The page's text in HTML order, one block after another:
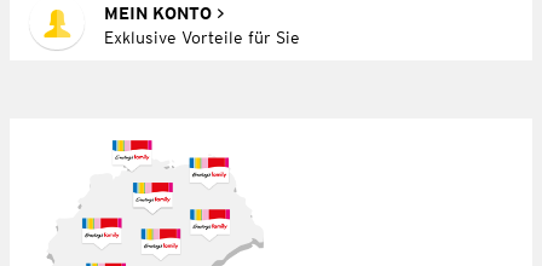
MEIN KONTO
Exklusive Vorteile für Sie